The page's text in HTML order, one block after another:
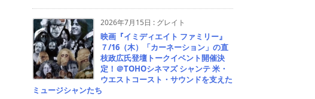
2026年7月15日 : グレイト
映画『イミディエイト ファミリー』
７/16（木）「カーネーション」の直
枝政広氏登壇トークイベント開催決
定！＠TOHOシネマズ シャンテ 米・
ウエストコースト・サウンドを支えた
ミュージシャンたち